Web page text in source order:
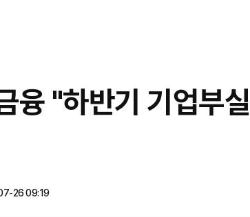
융 "하반기 기업부
26 09:19